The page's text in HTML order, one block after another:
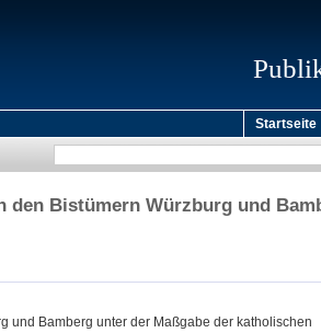
Startseite
Bistümern Würzburg und
und Bamberg unter der Maßgabe der katholischen